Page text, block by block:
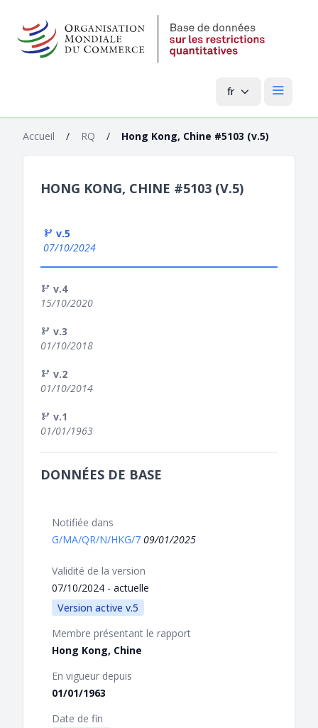
fr Menu
Accueil / RQ / Hong Kong, Chine #5103 (v.5)
HONG KONG, CHINE #5103 (V.5)
v.5
07/10/2024
v.4
15/10/2020
v.3
01/10/2018
v.2
01/10/2014
v.1
01/01/1963
DONNÉES DE BASE
Notifiée dans
G/MA/QR/N/HKG/7 09/01/2025
Validité de la version
07/10/2024 - actuelle
Version active v.5
Membre présentant le rapport
Hong Kong, Chine
En vigueur depuis
01/01/1963
Date de fin